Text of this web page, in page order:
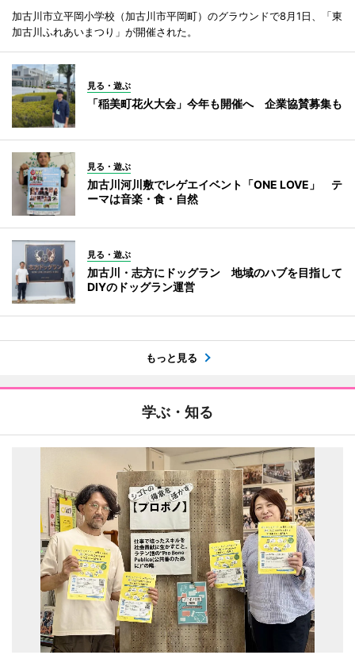
加古川市立平岡小学校（加古川市平岡町）のグラウンドで8月1日、「東
加古川ふれあいまつり」が開催された。
見る・遊ぶ
「稲美町花火大会」今年も開催へ 企業協賛募集も
見る・遊ぶ
加古川河川敷でレゲエイベント「ONE LOVE」 テ
ーマは音楽・食・自然
見る・遊ぶ
加古川・志方にドッグラン 地域のハブを目指して
DIYのドッグラン運営
もっと見る
学ぶ・知る